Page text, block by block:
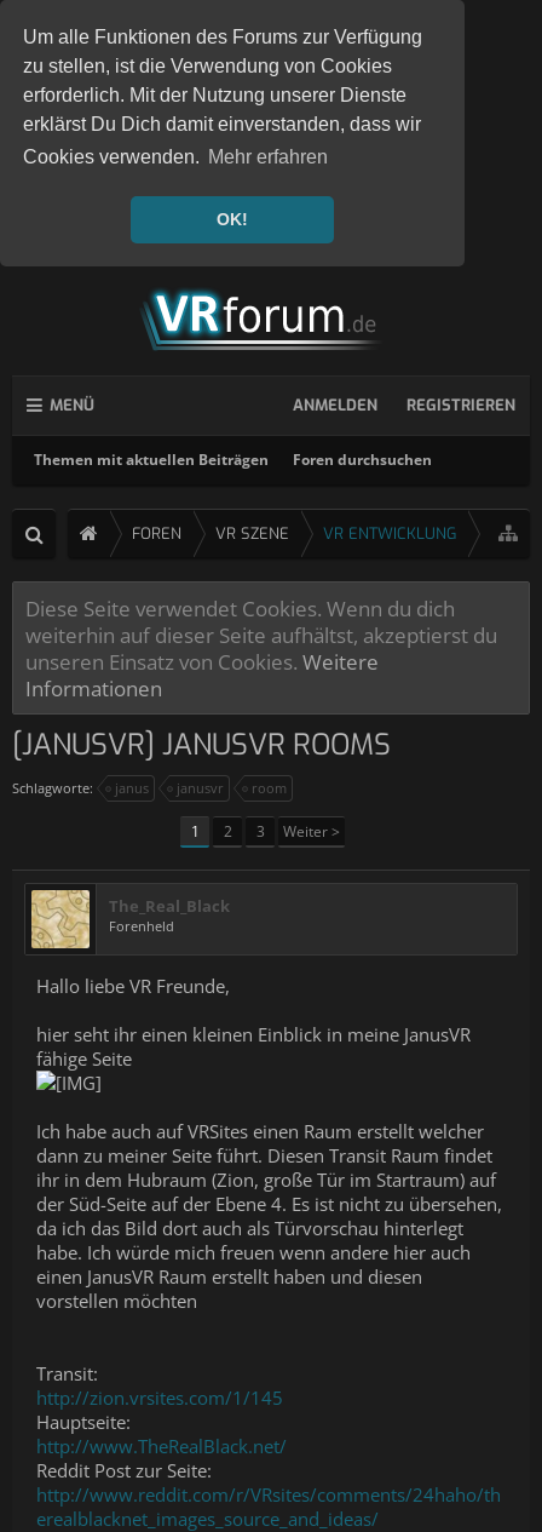
Um alle Funktionen des Forums zur Verfügung
zu stellen, ist die Verwendung von Cookies
erforderlich. Mit der Nutzung unserer Dienste
erklärst Du Dich damit einverstanden, dass wir
Cookies verwenden. Mehr erfahren
OK!
MENÜ
Themen mit aktuellen Beiträgen Foren durchsuchen
ANMELDEN REGISTRIEREN
FOREN VR SZENE VR ENTWICKLUNG
Diese Seite verwendet Cookies. Wenn du dich
weiterhin auf dieser Seite aufhältst, akzeptierst du
unseren Einsatz von Cookies. Weitere
Informationen
[JANUSVR] JANUSVR ROOMS
Schlagworte: janus janusvr room
1 2 3 Weiter >
The_Real_Black
Forenheld
Hallo liebe VR Freunde,
hier seht ihr einen kleinen Einblick in meine JanusVR
fähige Seite
Ich habe auch auf VRSites einen Raum erstellt welcher
dann zu meiner Seite führt. Diesen Transit Raum findet
ihr in dem Hubraum (Zion, große Tür im Startraum) auf
der Süd-Seite auf der Ebene 4. Es ist nicht zu übersehen,
da ich das Bild dort auch als Türvorschau hinterlegt
habe. Ich würde mich freuen wenn andere hier auch
einen JanusVR Raum erstellt haben und diesen
vorstellen möchten
Transit:
http://zion.vrsites.com/1/145
Hauptseite:
http://www.TheRealBlack.net/
Reddit Post zur Seite:
http://www.reddit.com/r/VRsites/comments/24haho/th
erealblacknet_images_source_and_ideas/